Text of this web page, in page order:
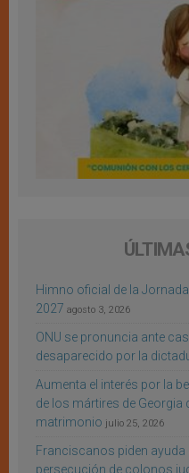
Himno oficial de la
2027 agosto 3, 2026
ONU se pronuncia ante
desaparecido por la
Aumenta el interés por la
de los mártires de Georgia
matrimonio julio 25, 2026
Franciscanos piden
persecución de colonos